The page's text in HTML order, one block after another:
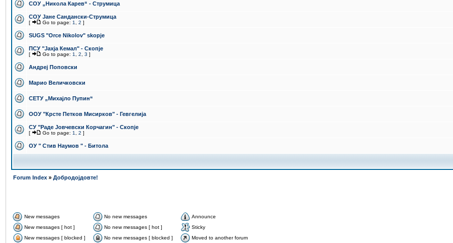
СОУ „Никола Карев“ - Струмица
СОУ Јане Сандански-Струмица
[ Go to page: 1 2 ]
SUGS "Orce Nikolov" skopje
ПCУ "Јахја Кемал" - Скопје
[ Go to page: 1 2 3 ]
Андреј Поповски
Марио Величковски
СЕТУ „Михајло Пупин“
ООУ "Крсте Петков Мисирков" - Гевгелија
СУ "Раде Јовчевски Корчагин" - Скопје
[ Go to page: 1 2 ]
ОУ " Стив Наумов " - Битола
Forum Index » Добродојдовте!
New messages No new messages
Announce
New messages [ hot ]
No new messages [ hot ]
Sticky
New messages [ blocked ]
No new messages [ blocked ] Moved to another forum